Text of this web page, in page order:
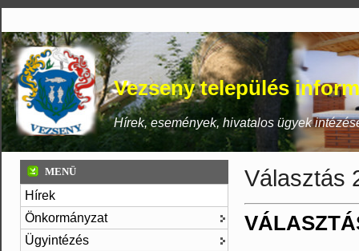
Vezseny település
Hírek, események, hivatalos ügyek
MENÜ
Hírek
Önkormányzat
Ügyintézés
Választás